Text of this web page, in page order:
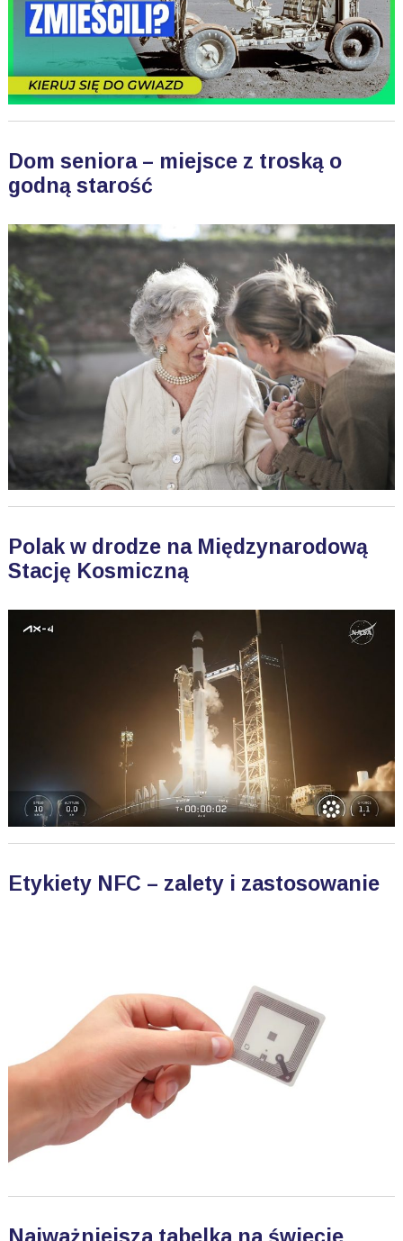
Dom seniora – miejsce z troską o
godną starość
Polak w drodze na Międzynarodową
Stację Kosmiczną
Etykiety NFC – zalety i zastosowanie